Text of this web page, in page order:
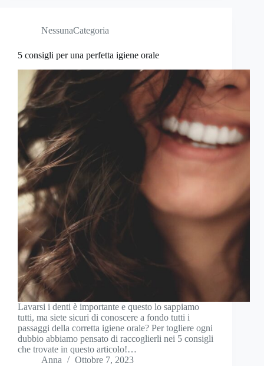
NessunaCategoria
5 consigli per una perfetta igiene orale
Lavarsi i denti è importante e questo lo sappiamo
tutti, ma siete sicuri di conoscere a fondo tutti i
passaggi della corretta igiene orale? Per togliere ogni
dubbio abbiamo pensato di raccoglierli nei 5 consigli
che trovate in questo articolo!…
Anna
Ottobre 7, 2023